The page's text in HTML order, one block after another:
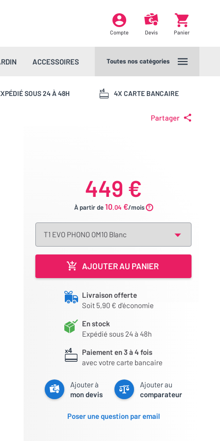
Compte Devis Panier
ACCESSOIRES Toutes nos catégories
SOUS 24 À 48H 4X CARTE BANCAIRE
Partager
449 €
À partir de10.04 €/mois
AJOUTER AU PANIER
Livraison offerte
Soit 5,90 € d'économie
En stock
Expédié sous 24 à 48h
Paiement en 3 à 4 fois
avec votre carte bancaire
Ajouter à
mon devis
Ajouter au
comparateur
Poser une question par email